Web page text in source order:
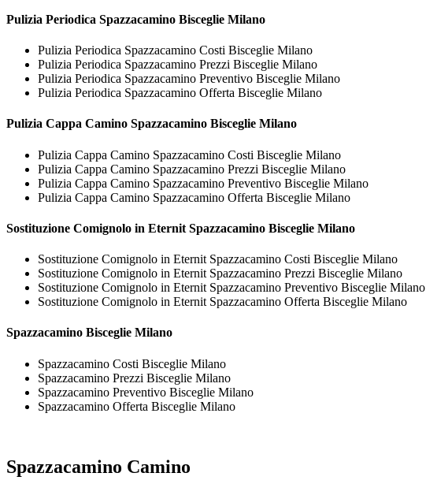
Pulizia Periodica Spazzacamino Bisceglie Milano
Pulizia Periodica Spazzacamino Costi Bisceglie Milano
Pulizia Periodica Spazzacamino Prezzi Bisceglie Milano
Pulizia Periodica Spazzacamino Preventivo Bisceglie Milano
Pulizia Periodica Spazzacamino Offerta Bisceglie Milano
Pulizia Cappa Camino Spazzacamino Bisceglie Milano
Pulizia Cappa Camino Spazzacamino Costi Bisceglie Milano
Pulizia Cappa Camino Spazzacamino Prezzi Bisceglie Milano
Pulizia Cappa Camino Spazzacamino Preventivo Bisceglie Milano
Pulizia Cappa Camino Spazzacamino Offerta Bisceglie Milano
Sostituzione Comignolo in Eternit Spazzacamino Bisceglie Milano
Sostituzione Comignolo in Eternit Spazzacamino Costi Bisceglie Milano
Sostituzione Comignolo in Eternit Spazzacamino Prezzi Bisceglie Milano
Sostituzione Comignolo in Eternit Spazzacamino Preventivo Bisceglie Milano
Sostituzione Comignolo in Eternit Spazzacamino Offerta Bisceglie Milano
Spazzacamino Bisceglie Milano
Spazzacamino Costi Bisceglie Milano
Spazzacamino Prezzi Bisceglie Milano
Spazzacamino Preventivo Bisceglie Milano
Spazzacamino Offerta Bisceglie Milano
Spazzacamino Camino